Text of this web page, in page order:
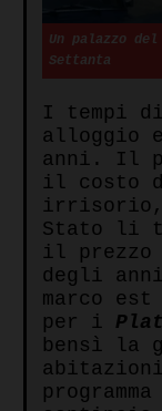
Un palazzo
Settanta
I tempi
alloggio
anni. Il
il costo
irrisorio,
Stato li
il
degli
marco
per i
bensì la